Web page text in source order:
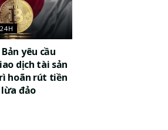
yêu cầu
dịch tài sản
hoãn rút tiền
đảo